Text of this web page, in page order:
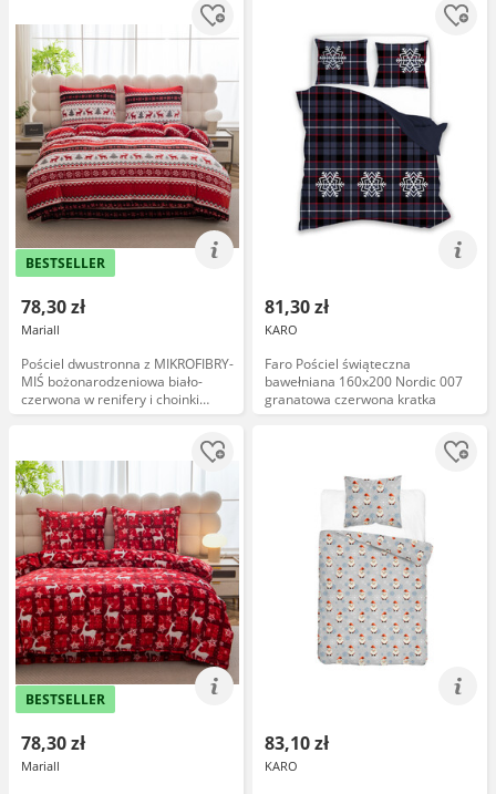
BESTSELLER
78,30 zł
Mariall
Pościel dwustronna z MIKROFIBRY-
MIŚ bożonarodzeniowa biało-
czerwona w renifery i choinki
PEKA-23
81,30 zł
KARO
Faro Pościel świąteczna
bawełniana 160x200 Nordic 007
granatowa czerwona kratka
BESTSELLER
78,30 zł
Mariall
83,10 zł
KARO